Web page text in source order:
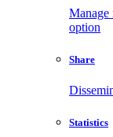
option
Share
Statistics